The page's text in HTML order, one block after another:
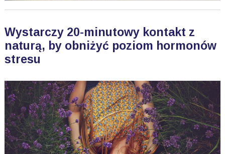
Wystarczy 20-minutowy kontakt z
naturą, by obniżyć poziom hormonów
stresu